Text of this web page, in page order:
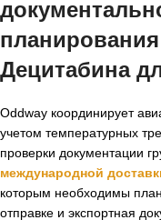
Децитабина
Oddway координирует
учетом температурных
проверки документации
международной
которым необходимы
отправке и экспортная